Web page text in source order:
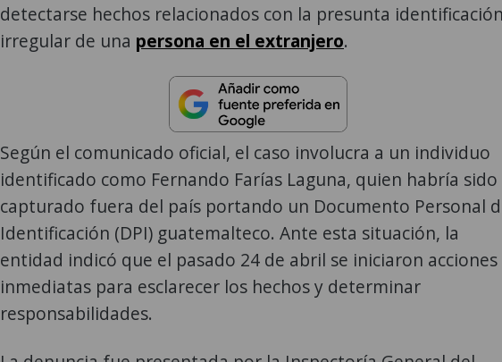
detectarse hechos relacionados con la presunta
irregular de una persona en el extranjero.
Según el comunicado oficial, el caso involucra a un individuo
identificado como Fernando Farías Laguna, quien habría sido
capturado fuera del país portando un Documento Personal
Identificación (DPI) guatemalteco. Ante esta situación, la
entidad indicó que el pasado 24 de abril se iniciaron acciones
inmediatas para esclarecer los hechos y determinar
responsabilidades.